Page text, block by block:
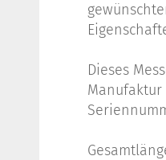
Dieses